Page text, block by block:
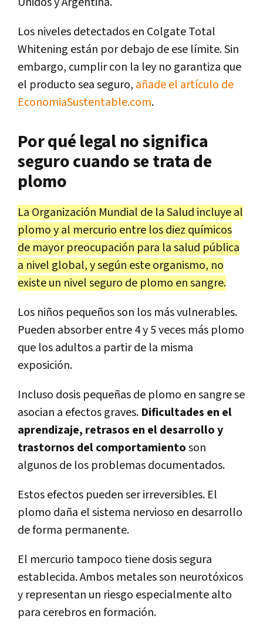
Los niveles detectados en Colgate Total
Whitening están por debajo de ese límite. Sin
embargo, cumplir con la ley no garantiza que
el producto sea seguro, añade el artículo de
EconomiaSustentable.com.
Por qué legal no significa
seguro cuando se trata de
plomo
La Organización Mundial de la Salud incluye al
plomo y al mercurio entre los diez químicos
de mayor preocupación para la salud pública
a nivel global, y según este organismo, no
existe un nivel seguro de plomo en sangre.
Los niños pequeños son los más vulnerables.
Pueden absorber entre 4 y 5 veces más plomo
que los adultos a partir de la misma
exposición.
Incluso dosis pequeñas de plomo en sangre se
asocian a efectos graves. Dificultades en el
aprendizaje, retrasos en el desarrollo y
trastornos del comportamientoson
algunos de los problemas documentados.
Estos efectos pueden ser irreversibles. El
plomo daña el sistema nervioso en desarrollo
de forma permanente.
El mercurio tampoco tiene dosis segura
establecida. Ambos metales son neurotóxicos
y representan un riesgo especialmente alto
para cerebros en formación.